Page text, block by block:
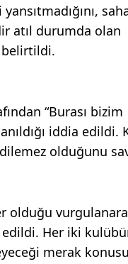
atıl durumda olan
belirtildi.
“Burası bizim
iddia edildi.
olduğunu
olduğu
Her iki
merak